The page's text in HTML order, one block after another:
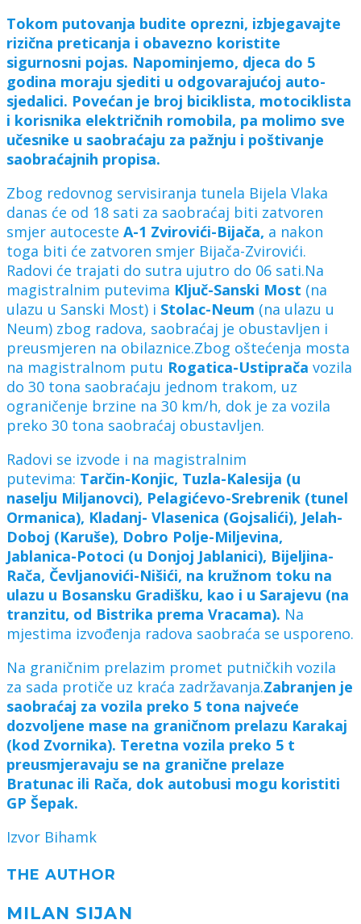
Tokom putovanja budite oprezni, izbjegavajte
rizična preticanja i obavezno koristite
sigurnosni pojas. Napominjemo, djeca do 5
godina moraju sjediti u odgovarajućoj auto-
sjedalici. Povećan je broj biciklista, motociklista
i korisnika električnih romobila, pa molimo sve
učesnike u saobraćaju za pažnju i poštivanje
saobraćajnih propisa.
Zbog redovnog servisiranja tunela Bijela Vlaka
danas će od 18 sati za saobraćaj biti zatvoren
smjer autoceste A-1 Zvirovići-Bijača, a nakon
toga biti će zatvoren smjer Bijača-Zvirovići.
Radovi će trajati do sutra ujutro do 06 sati.Na
magistralnim putevima Ključ-Sanski Most (na
ulazu u Sanski Most) i Stolac-Neum (na ulazu u
Neum) zbog radova, saobraćaj je obustavljen i
preusmjeren na obilaznice.Zbog oštećenja mosta
na magistralnom putu Rogatica-Ustiprača vozila
do 30 tona saobraćaju jednom trakom, uz
ograničenje brzine na 30 km/h, dok je za vozila
preko 30 tona saobraćaj obustavljen.
Radovi se izvode i na magistralnim
putevima: Tarčin-Konjic, Tuzla-Kalesija (u
naselju Miljanovci), Pelagićevo-Srebrenik (tunel
Ormanica), Kladanj- Vlasenica (Gojsalići), Jelah-
Doboj (Karuše), Dobro Polje-Miljevina,
Jablanica-Potoci (u Donjoj Jablanici), Bijeljina-
Rača, Čevljanovići-Nišići, na kružnom toku na
ulazu u Bosansku Gradišku, kao i u Sarajevu (na
tranzitu, od Bistrika prema Vracama). Na
mjestima izvođenja radova saobraća se usporeno.
Na graničnim prelazim promet putničkih vozila
za sada protiče uz kraća zadržavanja.Zabranjen je
saobraćaj za vozila preko 5 tona najveće
dozvoljene mase na graničnom prelazu Karakaj
(kod Zvornika). Teretna vozila preko 5 t
preusmjeravaju se na granične prelaze
Bratunac ili Rača, dok autobusi mogu koristiti
GP Šepak.
Izvor Bihamk
THE AUTHOR
MILAN SIJAN